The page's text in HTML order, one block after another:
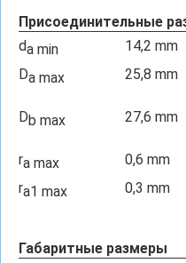
Присоединительные
da min 14,2 mm
Da max 25,8 mm
Db max 27,6 mm
ra max 0,6 mm
ra1 max 0,3 mm
Габаритные размеры